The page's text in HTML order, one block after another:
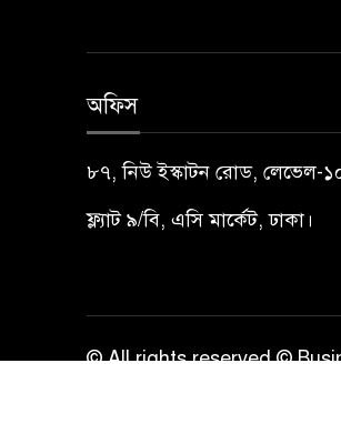
অফিস
৮৭, নিউ ইস্কাটন রোড, লেভেল-
ফ্ল্যাট ৯/বি, এসি মার্কেট, ঢাকা।
© All rights reserved ©